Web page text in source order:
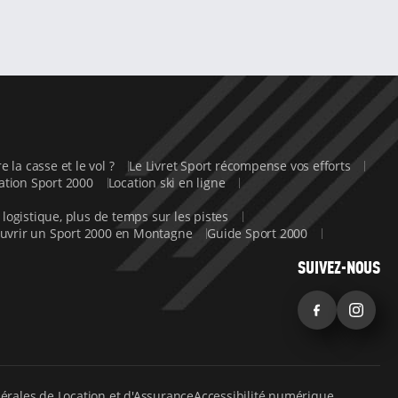
la casse et le vol ?
Le Livret Sport récompense vos efforts
Sport 2000
Location ski en ligne
logistique, plus de temps sur les pistes
un Sport 2000 en Montagne
Guide Sport 2000
SUIVEZ-NOUS
Facebook